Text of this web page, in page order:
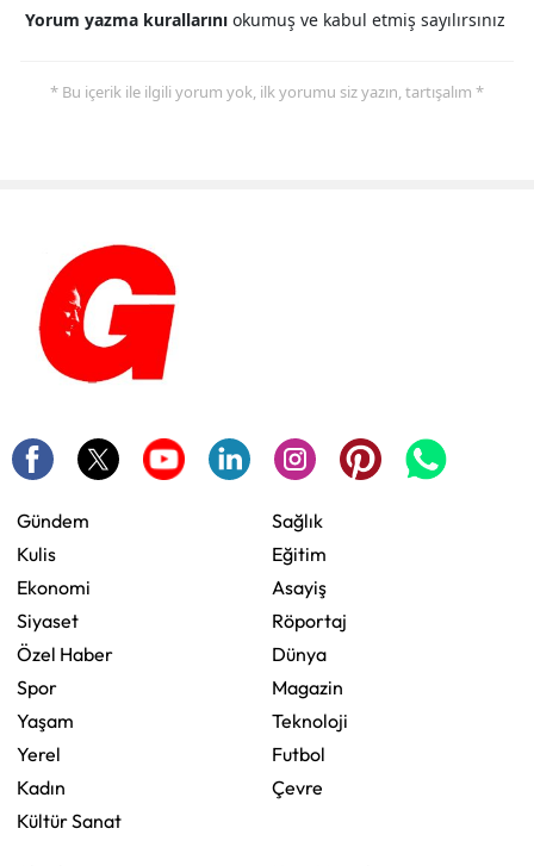
Yorum yazma kurallarını okumuş ve kabul etmiş sayılırsınız
* Bu içerik ile ilgili yorum yok, ilk yorumu siz yazın, tartışalım *
Gündem
Kulis
Ekonomi
Siyaset
Özel Haber
Spor
Yaşam
Yerel
Kadın
Kültür Sanat
Sağlık
Eğitim
Asayiş
Röportaj
Dünya
Magazin
Teknoloji
Futbol
Çevre